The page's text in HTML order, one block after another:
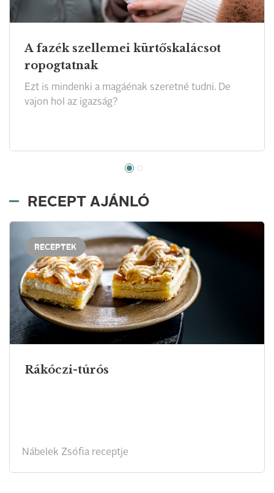
A fazék szellemei kürtőskalácsot
ropogtatnak
Ezt is mindenki a magáénak szeretné tudni. De
vajon hol az igazság?
RECEPT AJÁNLÓ
RECEPTEK
Rákóczi-túrós
Nábelek Zsófia receptje